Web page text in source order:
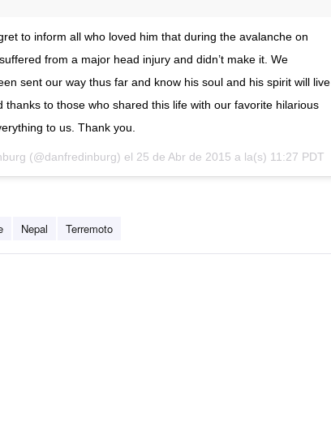
to inform all who loved him that during the avalanche on
from a major head injury and didn’t make it. We
sent our way thus far and know his soul and his spirit will live
thanks to those who shared this life with our favorite hilarious
to us. Thank you.
(@danfredinburg) el 25 de Abr de 2015 a la(s) 11:27 PDT
Nepal Terremoto